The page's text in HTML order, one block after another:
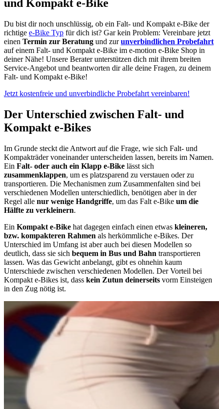
und Kompakt e-Bike
Du bist dir noch unschlüssig, ob ein Falt- und Kompakt e-Bike der
richtige e-Bike Typ für dich ist? Gar kein Problem: Vereinbare jetzt
einen Termin zur Beratung und zurunverbindlichen Probefahrt
auf einem Falt- und Kompakt e-Bike im e-motion e-Bike Shop in
deiner Nähe! Unsere Berater unterstützen dich mit ihrem breiten
Service-Angebot und beantworten dir alle deine Fragen, zu deinem
Falt- und Kompakt e-Bike!
Jetzt kostenfreie und unverbindliche Probefahrt vereinbaren!
Der Unterschied zwischen Falt- und
Kompakt e-Bikes
Im Grunde steckt die Antwort auf die Frage, wie sich Falt- und
Kompakträder voneinander unterscheiden lassen, bereits im Namen.
Ein Falt- oder auch ein Klapp e-Bike lässt sich
zusammenklappen, um es platzsparend zu verstauen oder zu
transportieren. Die Mechanismen zum Zusammenfalten sind bei
verschiedenen Modellen unterschiedlich, benötigen aber in der
Regel alle nur wenige Handgriffe, um das Falt e-Bike um die
Hälfte zu verkleinern.
Ein Kompakt e-Bike hat dagegen einfach einen etwas kleineren,
bzw. kompakteren Rahmen als herkömmliche e-Bikes. Der
Unterschied im Umfang ist aber auch bei diesen Modellen so
deutlich, dass sie sich bequem in Bus und Bahn transportieren
lassen. Was das Gewicht anbelangt, gibt es ohnehin kaum
Unterschiede zwischen verschiedenen Modellen. Der Vorteil bei
Kompakt e-Bikes ist, dass kein Zutun deinerseits vorm Einsteigen
in den Zug nötig ist.